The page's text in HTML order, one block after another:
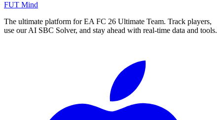
FUT Mind
The ultimate platform for EA FC 26 Ultimate Team. Track players,
use our AI SBC Solver, and stay ahead with real-time data and tools.